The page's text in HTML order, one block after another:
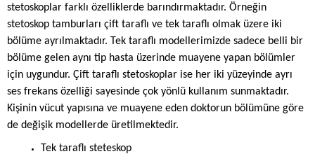
stetoskoplar farklı özelliklerde barındırmaktadır. Örneğin
stetoskop tamburları çift taraflı ve tek taraflı olmak üzere iki
bölüme ayrılmaktadır. Tek taraflı modellerimizde sadece belli bir
bölüme gelen aynı tip hasta üzerinde muayene yapan bölümler
için uygundur. Çift taraflı stetoskoplar ise her iki yüzeyinde ayrı
ses frekans özelliği sayesinde çok yönlü kullanım sunmaktadır.
Kişinin vücut yapısına ve muayene eden doktorun bölümüne göre
de değişik modellerde üretilmektedir.
Tek taraflı steteskop